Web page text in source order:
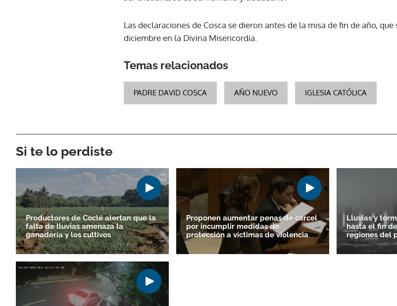
Gracias por suscribirte a nuestro
Las declaraciones de Cosca se dieron antes de la misa de fin de año,
diciembre en la Divina Misericordia.
Temas relacionados
PADRE DAVID COSCA AÑO NUEVO IGLESIA CATÓLICA
Si te lo perdiste
Productores de Coclé alertan que la
falta de lluvias amenaza la
ganadería y los cultivos
Proponen aumentar penas de cárcel
por incumplir medidas de
protección a víctimas de violencia
Lluvias y
hasta el fin
regiones del